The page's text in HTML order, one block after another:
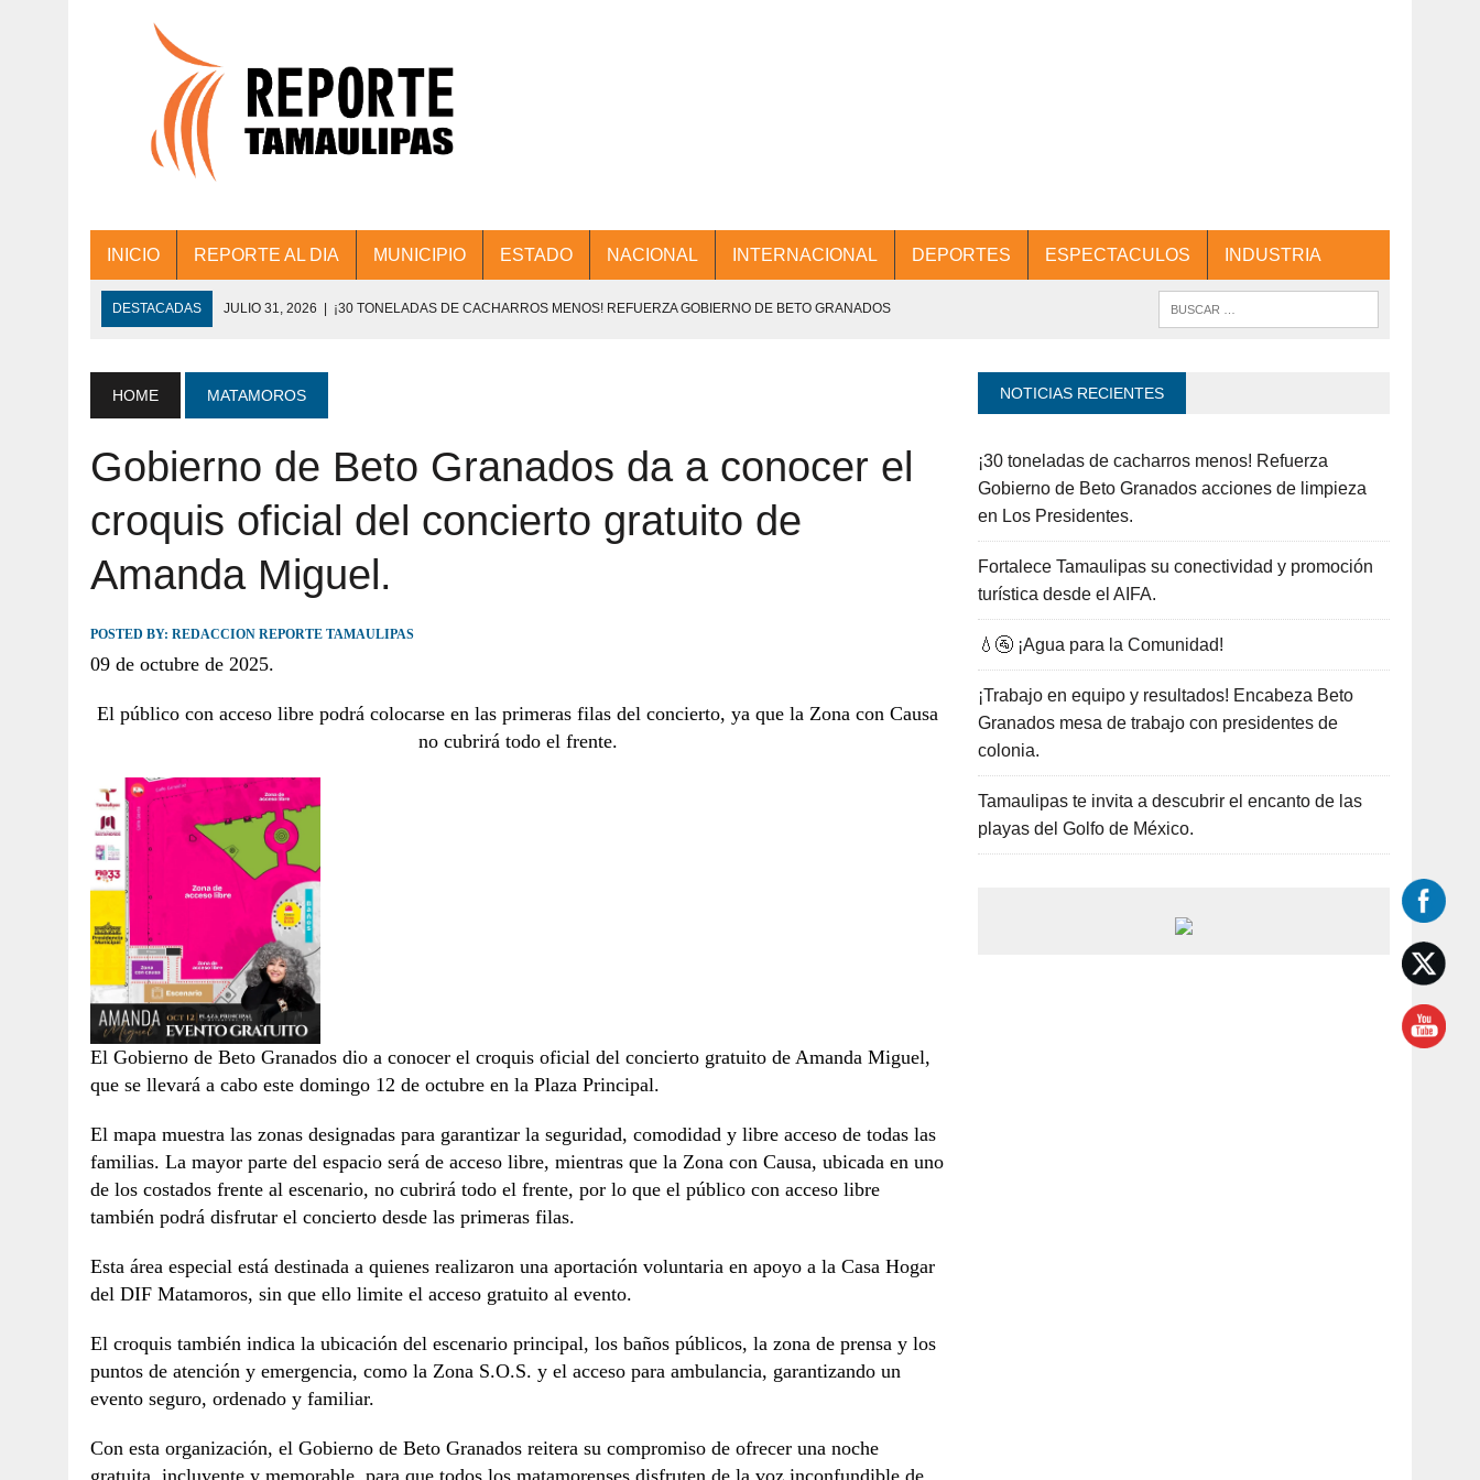
INICIO REPORTE AL DIA MUNICIPIO ESTADO NACIONAL INTERNACIONAL DEPORTES ESPECTACULOS INDUSTRIA
DESTACADAS JULIO 31, 2026 | ¡30 TONELADAS DE CACHARROS MENOS! REFUERZA GOBIERNO DE BETO GRANADOS
JULIO 30, 2026 | 💧🚰 ¡AGUA PARA LA COMUNIDAD!
JULIO 30, 2026 ¡TRABAJO EN EQUIPO Y RESULTADOS! ENCABEZA BETO GRANADOS MESA DE TRABAJO CON PRESIDENTES
JULIO 30, 2026 | TAMAULIPAS TE INVITA A DESCUBRIR EL ENCANTO DE LAS PLAYAS DEL GOLFO DE MÉXICO.
HOME MATAMOROS
Gobierno de Beto Granados da a conocer el
croquis oficial del concierto gratuito de
Amanda Miguel.
POSTED BY: REDACCION REPORTE TAMAULIPAS
09 de octubre de 2025.
El público con acceso libre podrá colocarse en las primeras filas del concierto, ya que la Zona con Causa
no cubrirá todo el frente.
El Gobierno de Beto Granados dio a conocer el croquis oficial del concierto gratuito de Amanda Miguel,
que se llevará a cabo este domingo 12 de octubre en la Plaza Principal.
El mapa muestra las zonas designadas para garantizar la seguridad, comodidad y libre acceso de todas las
familias. La mayor parte del espacio será de acceso libre, mientras que la Zona con Causa, ubicada en uno
de los costados frente al escenario, no cubrirá todo el frente, por lo que el público con acceso libre
también podrá disfrutar el concierto desde las primeras filas.
Esta área especial está destinada a quienes realizaron una aportación voluntaria en apoyo a la Casa Hogar
del DIF Matamoros, sin que ello limite el acceso gratuito al evento.
El croquis también indica la ubicación del escenario principal, los baños públicos, la zona de prensa y los
puntos de atención y emergencia, como la Zona S.O.S. y el acceso para ambulancia, garantizando un
evento seguro, ordenado y familiar.
Con esta organización, el Gobierno de Beto Granados reitera su compromiso de ofrecer una noche
NOTICIAS RECIENTES
¡30 toneladas de cacharros menos! Refuerza
Gobierno de Beto Granados acciones de limpieza
en Los Presidentes.
Fortalece Tamaulipas su conectividad y promoción
turística desde el AIFA.
💧🚰 ¡Agua para la Comunidad!
¡Trabajo en equipo y resultados! Encabeza Beto
Granados mesa de trabajo con presidentes de
colonia.
Tamaulipas te invita a descubrir el encanto de las
playas del Golfo de México.